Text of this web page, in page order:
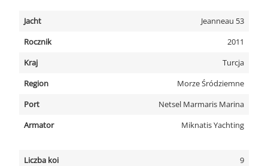
Jacht
Jeanneau 53
Rocznik
2011
Kraj
Turcja
Region
Morze Śródziemne
Port
Netsel Marmaris Marina
Armator
Miknatis Yachting
Liczba koi
9